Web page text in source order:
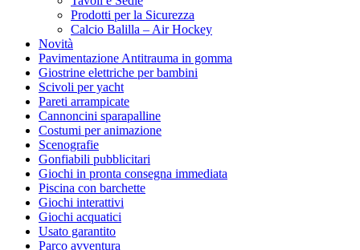
Prodotti per la Sicurezza
Calcio Balilla – Air Hockey
Novità
Pavimentazione Antitrauma in gomma
Giostrine elettriche per bambini
Scivoli per yacht
Pareti arrampicate
Cannoncini sparapalline
Costumi per animazione
Scenografie
Gonfiabili pubblicitari
Giochi in pronta consegna immediata
Piscina con barchette
Giochi interattivi
Giochi acquatici
Usato garantito
Parco avventura